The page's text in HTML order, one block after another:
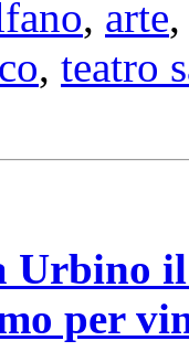
, arte
, teatro
Urbino
per